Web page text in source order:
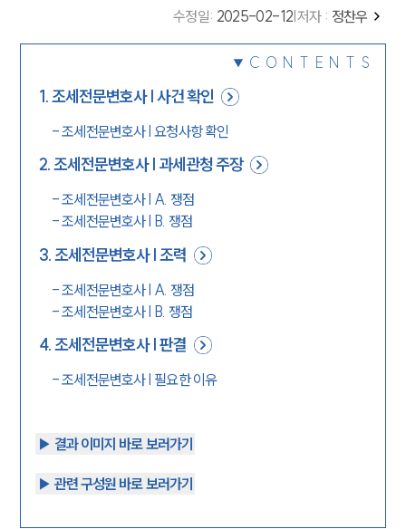
수정일: 2025-02-12 저자 : 정찬우
CONTENTS
1.조세전문변호사 | 사건 확인
-조세전문변호사 | 요청사항 확인
2.조세전문변호사 | 과세관청 주장
-조세전문변호사 | A. 쟁점
-조세전문변호사 | B. 쟁점
3.조세전문변호사 | 조력
-조세전문변호사 | A. 쟁점
-조세전문변호사 | B. 쟁점
4.조세전문변호사 | 판결
-조세전문변호사 | 필요한 이유
▶︎ 결과 이미지 바로 보러가기
▶︎ 관련 구성원 바로 보러가기